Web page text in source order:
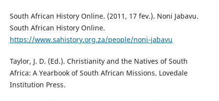
South African History Online. (2011, 17 fev.). Noni Jabavu.
South African History Online.
https://www.sahistory.org.za/people/noni-jabavu
Taylor, J. D. (Ed.). Christianity and the Natives of South
Africa: A Yearbook of South African Missions. Lovedale
Institution Press.